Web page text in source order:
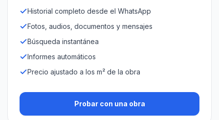
Historial completo desde el WhatsApp
Fotos, audios, documentos y mensajes
Búsqueda instantánea
Informes automáticos
Precio ajustado a los m² de la obra
Probar con una obra